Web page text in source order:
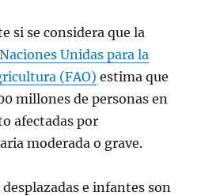
si se considera que la
Unidas para la
(FAO) estima que
millones de personas en
afectadas por
moderada o grave.
e infantes son